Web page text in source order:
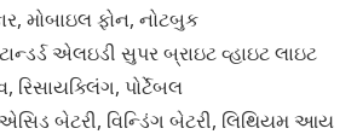
મોબાઇલ ફોન, નોટબુક
એલઇડી સુપર બ્રાઇટ વ્હાઇટ લાઇટ
રિસાયક્લિંગ, પોર્ટેબલ
એસિડ બેટરી, વિન્ડિંગ બેટરી, લિથિયમ આય